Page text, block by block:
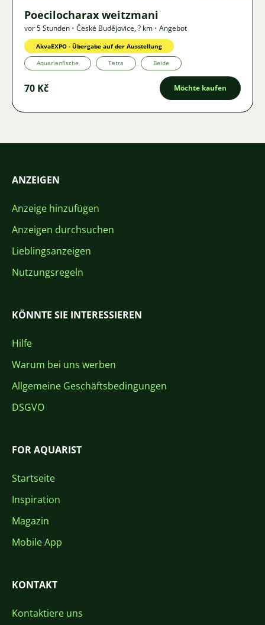
Poecilocharax weitzmani
vor 5 Stunden • České Budějovice,? km • Angebot
AkvaEXPO - Übergabe auf der Ausstellung
Aquarienfische Tetra Beide
70 Kč Möchte kaufen
ANZEIGEN
Anzeige hinzufügen
Anzeigen durchsuchen
Lieblingsanzeigen
Nutzungsregeln
KÖNNTE SIE INTERESSIEREN
Hilfe
Warum bei uns werben
Allgemeine Geschäftsbedingungen
DSGVO
FOR AQUARIST
Startseite
Inspiration
Magazin
Mobile App
KONTAKT
Kontaktiere uns